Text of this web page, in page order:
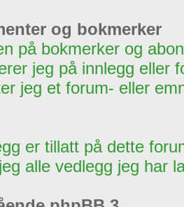
og bokmerker
på bokmerker og
jeg på innlegg eller
jeg et forum- eller
er tillatt på dette
alle vedlegg jeg har